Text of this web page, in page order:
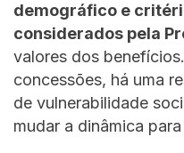
demográfico e
considerados pela
valores dos
concessões, há uma
de vulnerabilidade
mudar a dinâmica